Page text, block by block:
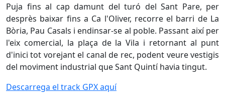
Puja fins al cap damunt del turó del Sant Pare, per
desprès baixar fins a Ca l'Oliver, recorre el barri de La
Bòria, Pau Casals i endinsar-se al poble. Passant així per
l'eix comercial, la plaça de la Vila i retornant al punt
d'inici tot vorejant el canal de rec, podent veure vestigis
del moviment industrial que Sant Quintí havia tingut.
Descarrega el track GPX aquí